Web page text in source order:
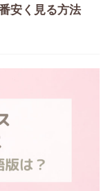
安く見る方法